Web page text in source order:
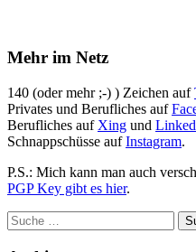
Mehr im Netz
140 (oder mehr ;-) ) Zeichen auf
Privates und Berufliches auf
Berufliches auf Xing und
Schnappschüsse aufInstagram.
P.S.: Mich kann man auch
PGP Key gibt es hier.